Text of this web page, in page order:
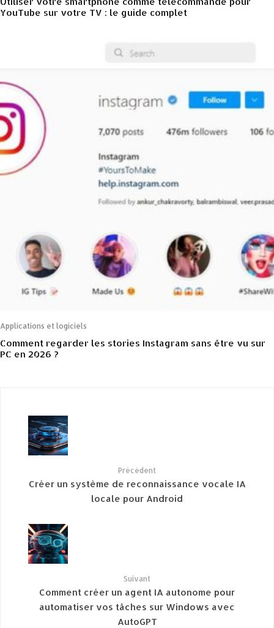
YouTube sur votre TV : le guide complet
Applications et logiciels
Comment regarder les stories Instagram sans être vu sur
PC en 2026 ?
Précédent
Créer un système de reconnaissance vocale IA
locale pour Android
Suivant
Comment créer un agent IA autonome pour
automatiser vos tâches sur Windows avec
AutoGPT